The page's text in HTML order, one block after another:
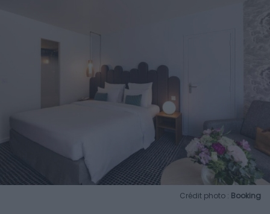
Crédit photo : Booking